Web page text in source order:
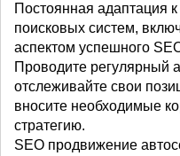
Постоянная адаптация
поисковых систем,
аспектом успешного
Проводите регулярный
отслеживайте свои
вносите необходимые
стратегию.
SEO продвижение